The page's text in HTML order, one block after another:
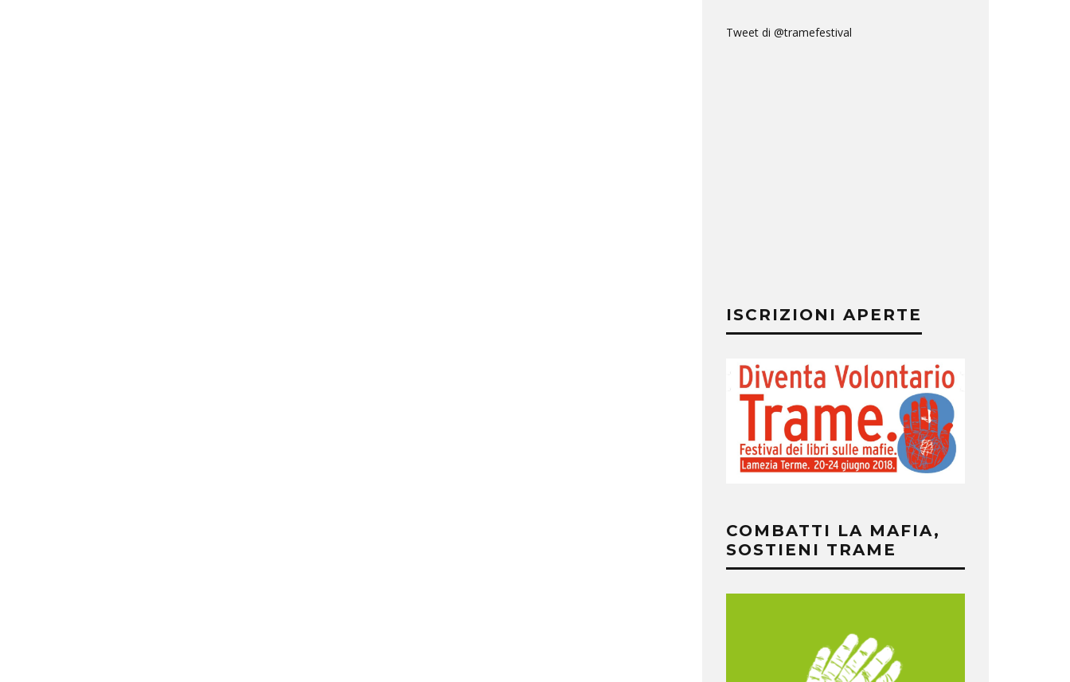
Tweet di @tramefestival
ISCRIZIONI APERTE
COMBATTI LA MAFIA,
SOSTIENI TRAME